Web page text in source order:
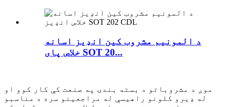
د المونیم مشروب کین انډیز اسانه
خلاص پای SOT 20...
موږ د مشروباتو د بسته بندۍ په صنعت کې کار کوو او
له ډیرو کلونو راهیسې له مراجعینو سره د مناسبو